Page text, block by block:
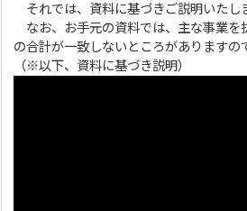
それでは、資料に基づきご説明いたし
なお、お手元の資料では、主な事業を
の合計が一致しないところがありますの
（※以下、資料に基づき説明）